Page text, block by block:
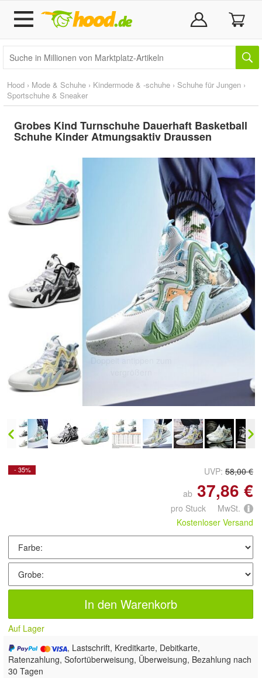
Hood › Mode & Schuhe › Kindermode & -schuhe › Schuhe für Jungen ›
Sportschuhe & Sneaker
Grobes Kind Turnschuhe Dauerhaft Basketball
Schuhe Kinder Atmungsaktiv Draussen
Doppelt antippen zum
- 35% UVP: 58,00 €
ab 37,86 €
pro Stuck MwSt.
Kostenloser Versand
In den Warenkorb
Auf Lager
, Lastschrift, Kreditkarte, Debitkarte,
Ratenzahlung, Sofortüberweisung, Überweisung, Bezahlung nach
30 Tagen